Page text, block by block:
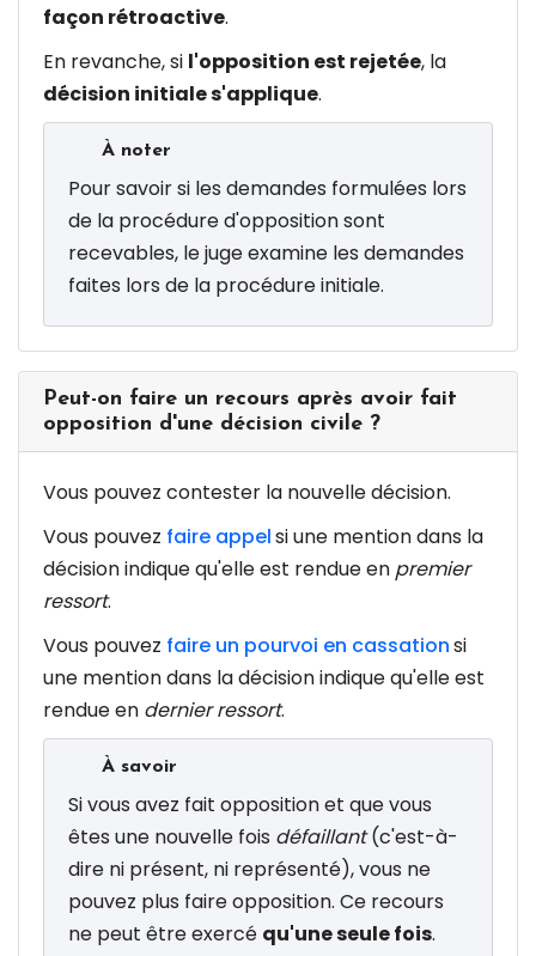
façon rétroactive.
En revanche, si l'opposition est rejetée, la
décision initiale s'applique.
À noter
Pour savoir si les demandes formulées lors
de la procédure d'opposition sont
recevables, le juge examine les demandes
faites lors de la procédure initiale.
Peut-on faire un recours après avoir fait
opposition d'une décision civile ?
Vous pouvez contester la nouvelle décision.
Vous pouvez faire appelsi une mention dans la
décision indique qu'elle est rendue en premier
ressort.
Vous pouvez faire un pourvoi en cassationsi
une mention dans la décision indique qu'elle est
rendue en dernier ressort.
À savoir
Si vous avez fait opposition et que vous
êtes une nouvelle fois défaillant(c'est-à-
dire ni présent, ni représenté), vous ne
pouvez plus faire opposition. Ce recours
ne peut être exercé qu'une seule fois.